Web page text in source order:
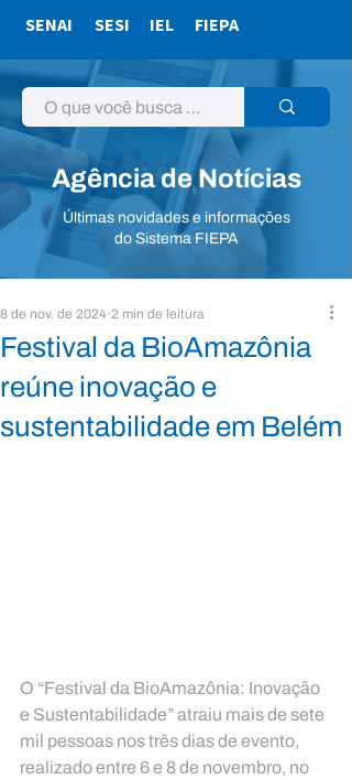
SENAI SESI IEL FIEPA
Agência de Notícias
Últimas novidades e informações
do Sistema FIEPA
Festival da BioAmazônia
reúne inovação e
sustentabilidade em Belém
8 de nov. de 2024 2 min de leitura
O “Festival da BioAmazônia: Inovação
e Sustentabilidade” atraiu mais de sete
mil pessoas nos três dias de evento,
realizado entre 6 e 8 de novembro, no